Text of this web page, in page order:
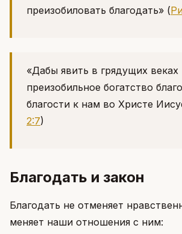
преизобиловать благодать» (
«Дабы явить в грядущих веках
преизобильное богатство
благости к нам во Христе
2:7)
Благодать и закон
Благодать не отменяет
меняет наши отношения с ним: